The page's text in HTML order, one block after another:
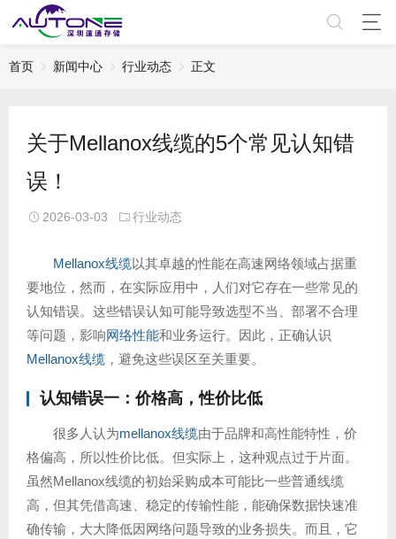
首页 新闻中心 行业动态 正文
关于Mellanox线缆的5个常见认知错
误！
2026-03-03 行业动态
Mellanox线缆以其卓越的性能在高速网络领域占据重
要地位，然而，在实际应用中，人们对它存在一些常见的
认知错误。这些错误认知可能导致选型不当、部署不合理
等问题，影响网络性能和业务运行。因此，正确认识
Mellanox线缆 ，避免这些误区至关重要。
认知错误一：价格高，性价比低
很多人认为mellanox线缆由于品牌和高性能特性，价
格偏高，所以性价比低。但实际上，这种观点过于片面。
虽然Mellanox线缆的初始采购成本可能比一些普通线缆
高，但其凭借高速、稳定的传输性能，能确保数据快速准
确传输，大大降低因网络问题导致的业务损失。而且，它